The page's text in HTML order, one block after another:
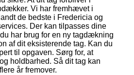
Vi har fremhævet i
de bedste i Fredericia og
Der kan tilpasses dine
har brug for en ny tagdækning
af dit eksisterende tag. Kan du
til opgaven. Sørg for, at
holdbarhed. Så dit tag kan
år fremover.